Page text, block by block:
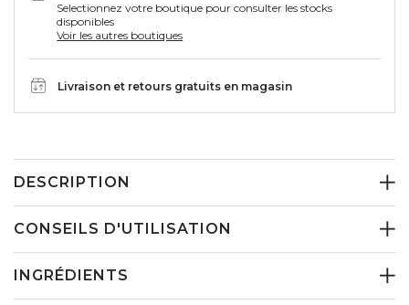
Selectionnez votre boutique pour consulter les stocks
disponibles
Voir les autres boutiques
Livraison et retours gratuits en magasin
DESCRIPTION
CONSEILS D'UTILISATION
INGRÉDIENTS